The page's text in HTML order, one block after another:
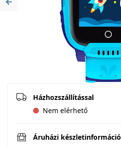
Previous
Házhozszállítással
Nem elérhető
Áruházi készletinformáció